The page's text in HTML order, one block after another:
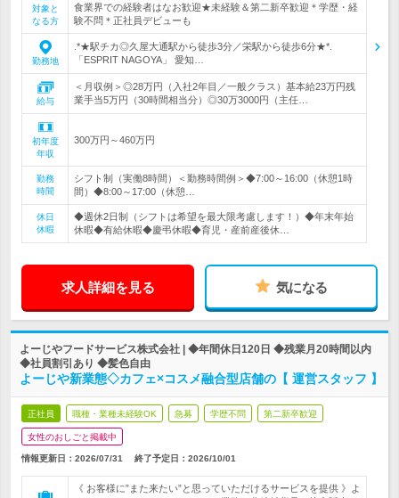
対象と
なる方
食業界での経験者はなお歓迎★未経験＆第二新卒歓迎＊学歴・経
験不問＊正社員デビューも
勤務地
.*★駅チカ◎久屋大通駅から徒歩3分／栄駅から徒歩6分★*.
「ESPRIT NAGOYA」 愛知…
給与
＜月収例＞◎28万円（入社2年目／一般クラス）基本給23万円残
業手当5万円（30時間相当分）◎30万3000円（主任…
初年度
年収
300万円～460万円
勤務
時間
シフト制（実働8時間）＜勤務時間例＞◆7:00～16:00（休憩1時
間）◆8:00～17:00（休憩…
休日
休暇
◆週休2日制（シフトは希望を最大限考慮します！）◆年末年始
休暇◆有給休暇◆慶弔休暇◆育児・産前産後休…
求人詳細を見る 気になる
よーじやフードサービス株式会社 | ◆年間休日120日 ◆残業月20時間以内
◆社員割引あり ◆髪色自由
よーじや新業態◇カフェ×コスメ融合型店舗の【 運営スタッフ 】
正社員 職種・業種未経験OK 急募 学歴不問 第二新卒歓迎
女性のおしごと掲載中
情報更新日：2026/07/31 終了予定日： 2026/10/01
《 お客様に”また来たい”と思っていただけるサービスを提供 》よ